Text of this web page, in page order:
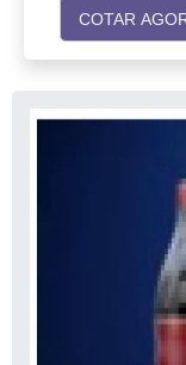
COTAR